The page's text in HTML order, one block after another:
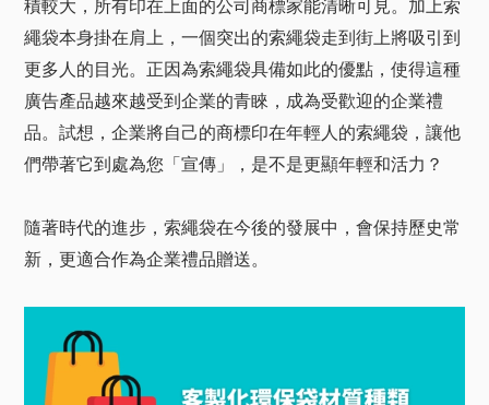
積較大，所有印在上面的公司商標家能清晰可見。加上索
繩袋本身掛在肩上，一個突出的索繩袋走到街上將吸引到
更多人的目光。正因為索繩袋具備如此的優點，使得這種
廣告產品越來越受到企業的青睞，成為受歡迎的企業禮
品。試想，企業將自己的商標印在年輕人的索繩袋，讓他
們帶著它到處為您「宣傳」，是不是更顯年輕和活力？
隨著時代的進步，索繩袋在今後的發展中，會保持歷史常
新，更適合作為企業禮品贈送。